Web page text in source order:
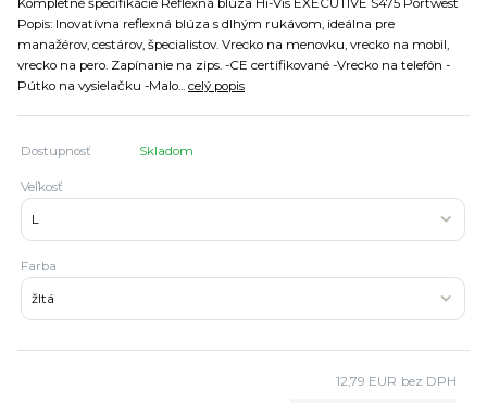
Popis: Inovatívna reflexná blúza s dlhým rukávom, ideálna pre
manažérov, cestárov, špecialistov. Vrecko na menovku, vrecko na mobil,
vrecko na pero. Zapínanie na zips. -CE certifikované -Vrecko na telefón -
Pútko na vysielačku -Malo... celý popis
Dostupnosť Skladom
Veľkosť
Farba
12,79 EUR bez DPH